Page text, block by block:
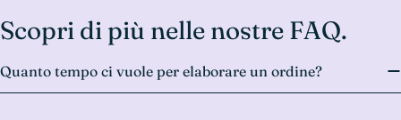
Scopri di più nelle nostre FAQ.
Quanto tempo ci vuole per elaborare un ordine?